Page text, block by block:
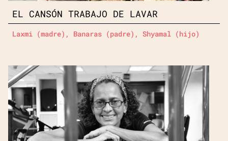
EL CANSÓN TRABAJO DE LAVAR
Laxmi (madre), Banaras (padre), Shyamal (hijo)